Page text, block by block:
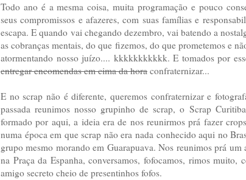
Todo ano é a mesma coisa, muita programação e pouco
seus compromissos e afazeres, com suas famílias e
escapa. E quando vai chegando dezembro, vai batendo a
as cobranças mentais, do que fizemos, do que prometemos e
atormentando nosso juízo.... kkkkkkkkkkk. E tomados por
entregar encomendas em cima da hora confraternizar...
E no scrap não é diferente, queremos confraternizar e
passada reunimos nosso grupinho de scrap, o Scrap
formado por aqui, a ideia era de nos reunirmos prá fazer
numa época em que scrap não era nada conhecido aqui no
grupo mesmo morando em Guarapuava. Nos reunimos prá
na Praça da Espanha, conversamos, fofocamos, rimos muito,
amigo secreto cheio de presentinhos fofos.